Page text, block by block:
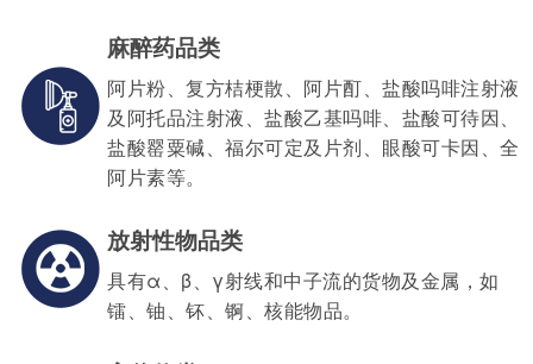
麻醉药品类
阿片粉、复方桔梗散、阿片酊、盐酸吗啡注射液
及阿托品注射液、盐酸乙基吗啡、盐酸可待因、
盐酸罂粟碱、福尔可定及片剂、眼酸可卡因、全
阿片素等。
放射性物品类
具有α、β、γ射线和中子流的货物及金属，如
镭、铀、钚、锕、核能物品。